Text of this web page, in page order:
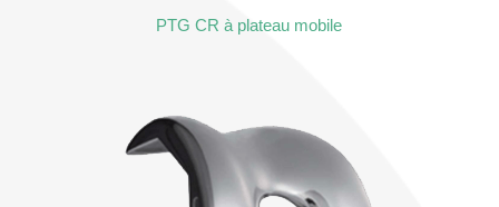
PTG CR à plateau mobile